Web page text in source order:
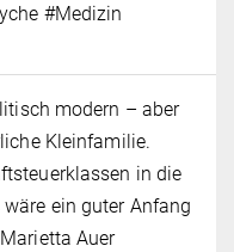
#Medizin
modern – aber
Kleinfamilie.
in die
ein guter Anfang
Auer